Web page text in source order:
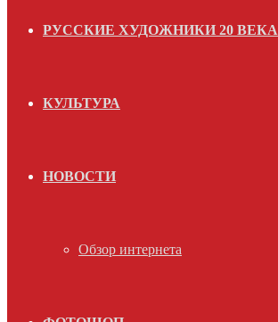
РУССКИЕ ХУДОЖНИКИ 20 ВЕКА
КУЛЬТУРА
НОВОСТИ
Обзор интернета